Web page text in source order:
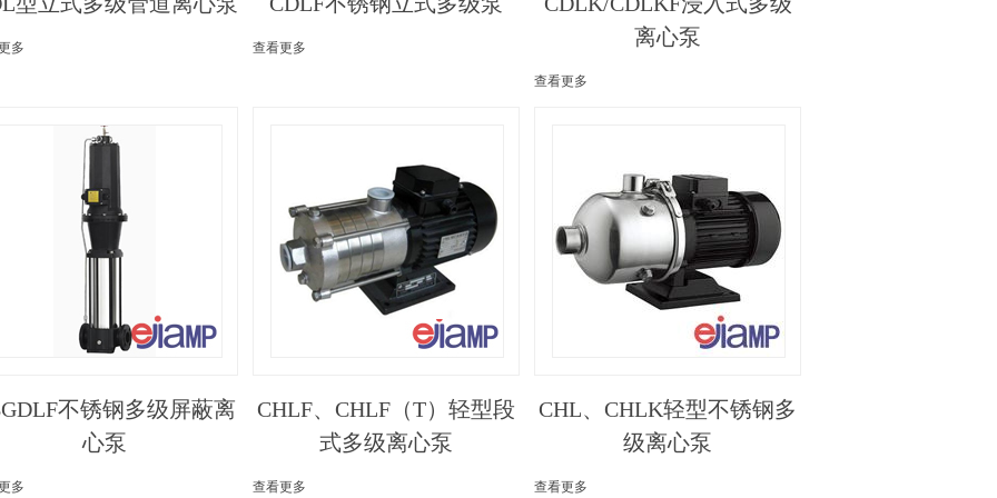
多 查看更多
离心泵
查看更多
不锈钢多级屏蔽离
心泵
多
CHLF、CHLF（T）轻型段
式多级离心泵
查看更多
CHL、CHLK轻型不锈钢多
级离心泵
查看更多